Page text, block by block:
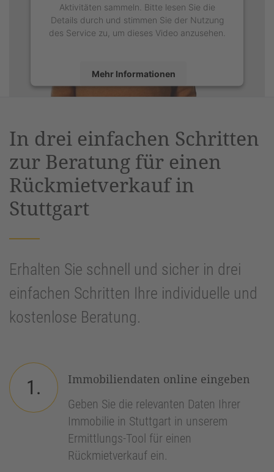
Aktivitäten sammeln. Bitte lesen Sie die
Details durch und stimmen Sie der Nutzung
des Service zu, um dieses Video anzusehen.
Mehr Informationen
Management Platform&eRecht24
In drei einfachen Schritten
zur Beratung für einen
Rückmietverkauf in
Stuttgart
Erhalten Sie schnell und sicher in drei
einfachen Schritten Ihre individuelle und
kostenlose Beratung.
1.
Immobiliendaten online eingeben
Geben Sie die relevanten Daten Ihrer
Immobilie in Stuttgart in unserem
Ermittlungs-Tool für einen
Rückmietverkauf ein.